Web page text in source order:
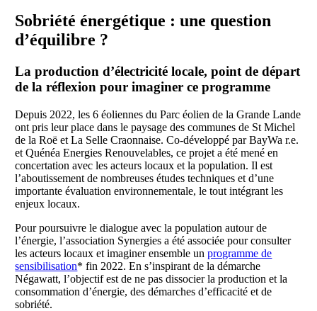
Sobriété énergétique : une question
d’équilibre ?
La production d’électricité locale, point de départ
de la réflexion pour imaginer ce programme
Depuis 2022, les 6 éoliennes du Parc éolien de la Grande Lande
ont pris leur place dans le paysage des communes de St Michel
de la Roë et La Selle Craonnaise. Co-développé par BayWa r.e.
et Quénéa Energies Renouvelables, ce projet a été mené en
concertation avec les acteurs locaux et la population. Il est
l’aboutissement de nombreuses études techniques et d’une
importante évaluation environnementale, le tout intégrant les
enjeux locaux.
Pour poursuivre le dialogue avec la population autour de
l’énergie, l’association Synergies a été associée pour consulter
les acteurs locaux et imaginer ensemble unprogramme de
sensibilisation* fin 2022. En s’inspirant de la démarche
Négawatt, l’objectif est de ne pas dissocier la production et la
consommation d’énergie, des démarches d’efficacité et de
sobriété.